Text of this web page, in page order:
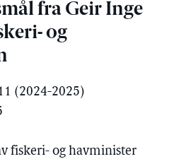
fra Geir Inge
og
(2024-2025)
fiskeri- og havminister